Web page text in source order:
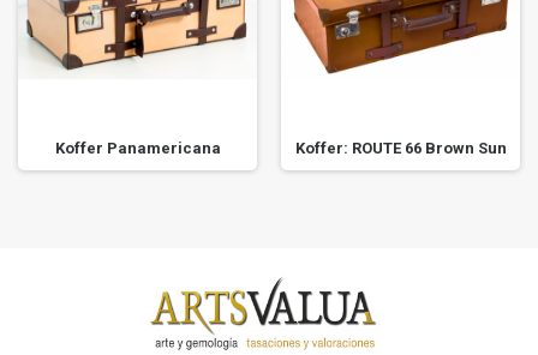
Koffer Panamericana Koffer: ROUTE 66 Brown Sun